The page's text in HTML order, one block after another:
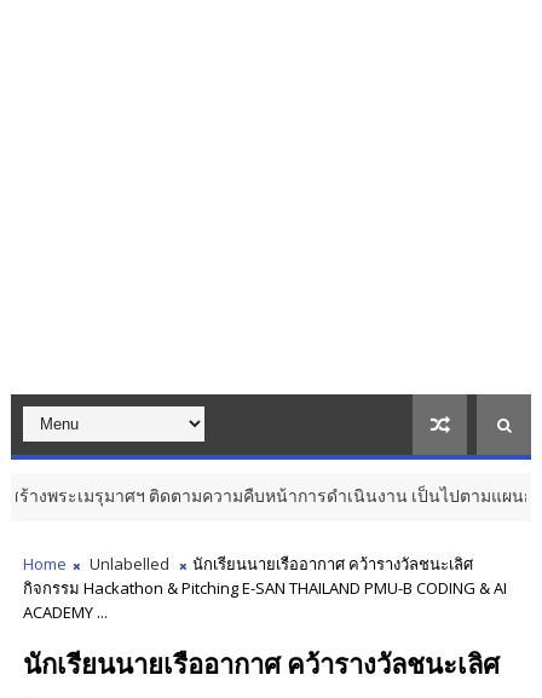
ศฯ ติดตามความคืบหน้าการดำเนินงาน เป็นไปตามแผนการดำเนินงานแ
Home Unlabelled
นักเรียนนายเรืออากาศ คว้ารางวัลชนะเลิศ
กิจกรรม Hackathon & Pitching E-SAN THAILAND PMU-B CODING & AI
ACADEMY ...
นักเรียนนายเรืออากาศ คว้ารางวัลชนะเลิศ